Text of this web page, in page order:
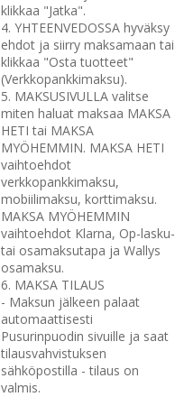
klikkaa "Jatka".
4. YHTEENVEDOSSA hyväksy
ehdot ja siirry maksamaan tai
klikkaa "Osta tuotteet"
(Verkkopankkimaksu).
5. MAKSUSIVULLA valitse
miten haluat maksaa MAKSA
HETI tai MAKSA
MYÖHEMMIN. MAKSA HETI
vaihtoehdot
verkkopankkimaksu,
mobiilimaksu, korttimaksu.
MAKSA MYÖHEMMIN
vaihtoehdot Klarna, Op-lasku-
tai osamaksutapa ja Wallys
osamaksu.
6. MAKSA TILAUS
- Maksun jälkeen palaat
automaattisesti
Pusurinpuodin sivuille ja saat
tilausvahvistuksen
sähköpostilla - tilaus on
valmis.